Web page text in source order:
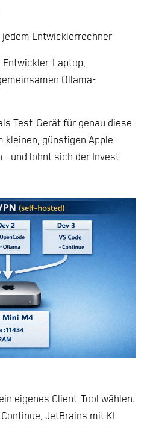
jedem Entwicklerrechner
Entwickler-Laptop,
Ollama-
Test-Gerät für genau diese
kleinen, günstigen Apple-
- und lohnt sich der Invest
eigenes Client-Tool wählen.
JetBrains mit KI-